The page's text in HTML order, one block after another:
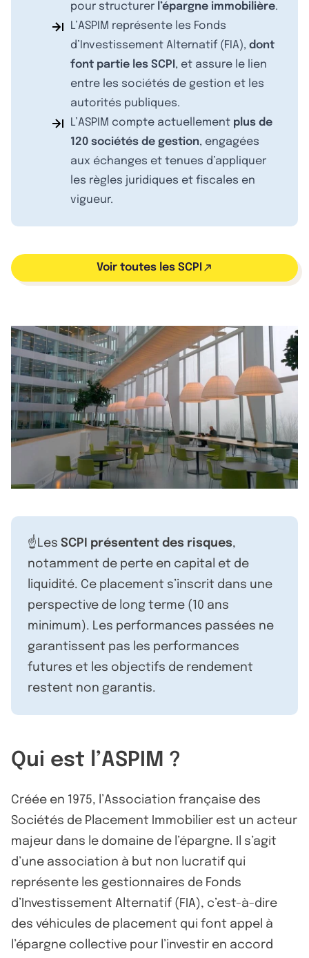
pour structurer l’épargne immobilière.
L’ASPIM représente les Fonds
d’Investissement Alternatif (FIA), dont
font partie les SCPI , et assure le lien
entre les sociétés de gestion et les
autorités publiques.
L’ASPIM compte actuellement plus de
120 sociétés de gestion, engagées
aux échanges et tenues d’appliquer
les règles juridiques et fiscales en
vigueur.
Voir toutes les SCPI
☝️Les SCPI présentent des risques,
notamment de perte en capital et de
liquidité. Ce placement s’inscrit dans une
perspective de long terme (10 ans
minimum). Les performances passées ne
garantissent pas les performances
futures et les objectifs de rendement
restent non garantis.
Qui est l’ASPIM ?
Créée en 1975, l’Association française des
Sociétés de Placement Immobilier est un acteur
majeur dans le domaine de l’épargne. Il s’agit
d’une association à but non lucratif qui
représente les gestionnaires de Fonds
d’Investissement Alternatif (FIA), c’est-à-dire
des véhicules de placement qui font appel à
l’épargne collective pour l’investir en accord